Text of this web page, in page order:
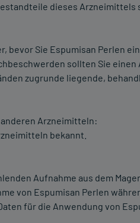
dieses Arzneimittels
bevor Sie Espumisan Perlen
sollten Sie einen
zugrunde liegende,
Arzneimitteln:
bekannt.
Aufnahme aus dem
von Espumisan Perlen
für die Anwendung von